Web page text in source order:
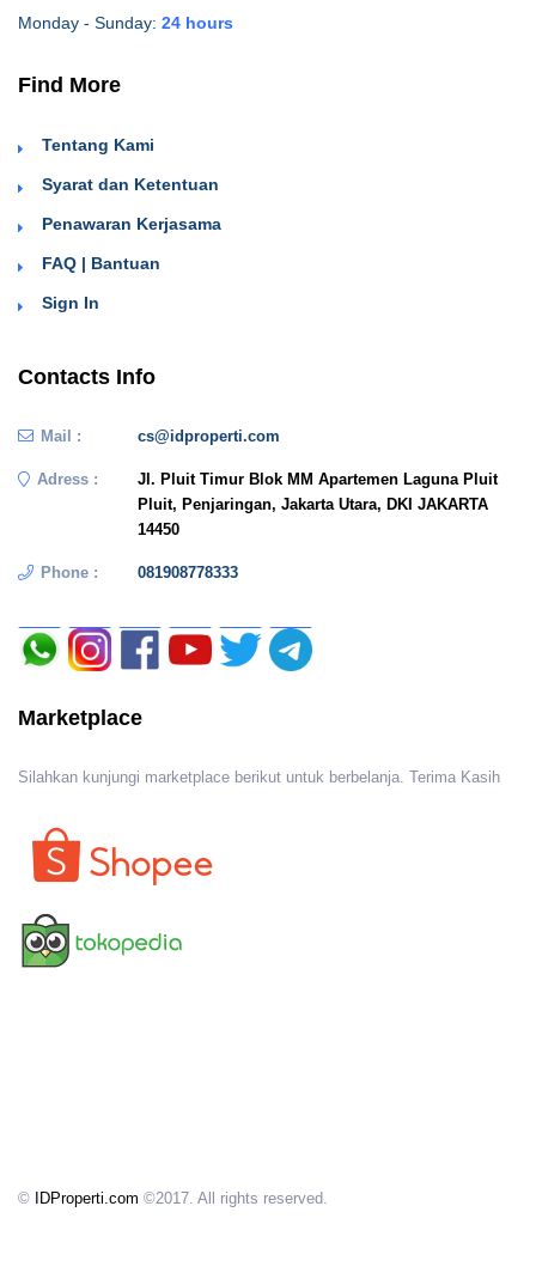
Monday - Sunday: 24 hours
Find More
Tentang Kami
Syarat dan Ketentuan
Penawaran Kerjasama
FAQ | Bantuan
Sign In
Contacts Info
Mail : cs@idproperti.com
Adress :
Jl. Pluit Timur Blok MM Apartemen Laguna Pluit
Pluit, Penjaringan, Jakarta Utara, DKI JAKARTA
14450
Phone : 081908778333
Marketplace
Silahkan kunjungi marketplace berikut untuk berbelanja. Terima Kasih
© IDProperti.com ©2017. All rights reserved.